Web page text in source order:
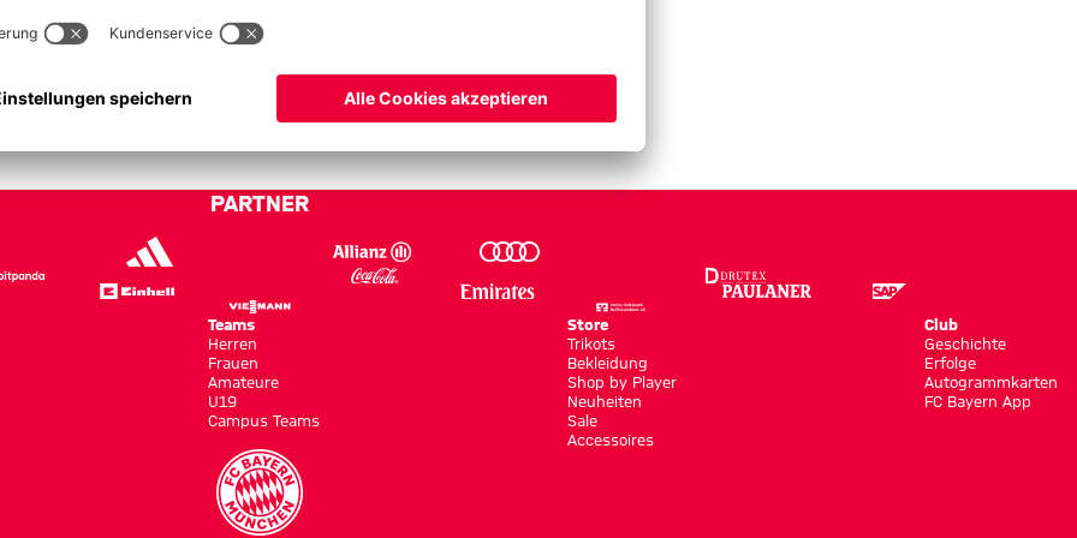
PARTNER
Teams
Herren
Frauen
Amateure
U19
Campus Teams
Store
Trikots
Bekleidung
Shop by Player
Neuheiten
Sale
Accessoires
Club
Geschichte
Erfolge
Autogrammkarten
FC Bayern App